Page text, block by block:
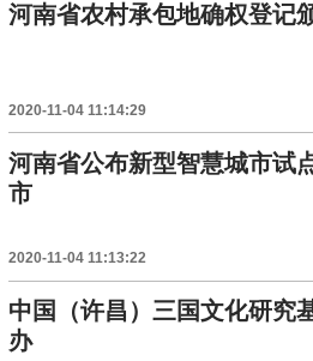
河南省农村承包地确权登记
2020-11-04 11:14:29
河南省公布新型智慧城市试
市
2020-11-04 11:13:22
中国（许昌）三国文化研究
办